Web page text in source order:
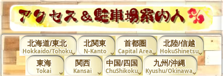
北海道/東北
Hokkaido/Tohoku
北関東
N-Kanto
首都圏
Capital Area
北陸/信越
HokuShinetsu
東海
Tokai
関西
Kansai
中国/四国
ChuShikoku
九州/沖縄
Kyushu/Okinawa